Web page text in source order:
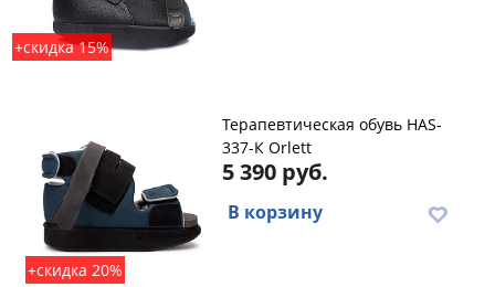
+скидка 15%
+скидка 20%
Терапевтическая обувь HAS-
337-К Orlett
5 390 руб.
В корзину